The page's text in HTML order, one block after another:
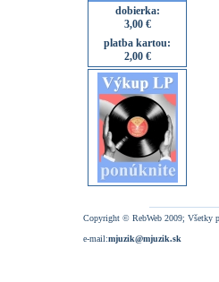
dobierka:
3,00 €
platba kartou:
2,00 €
Copyright © RebWeb 2009; Všetky
e-mail:mjuzik@mjuzik.sk